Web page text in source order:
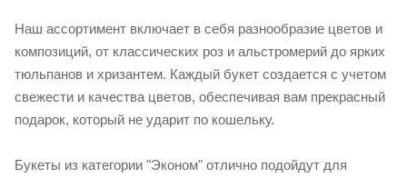
Наш ассортимент включает в себя разнообразие цветов и
композиций, от классических роз и альстромерий до ярких
тюльпанов и хризантем. Каждый букет создается с учетом
свежести и качества цветов, обеспечивая вам прекрасный
подарок, который не ударит по кошельку.
Букеты из категории "Эконом" отлично подойдут для